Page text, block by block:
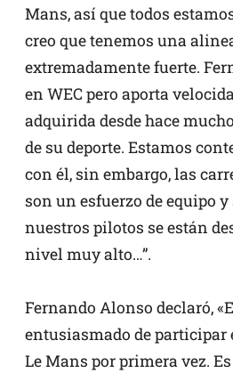
Mans, así que todos
creo que tenemos una
extremadamente fuerte.
en WEC pero aporta
adquirida desde hace
de su deporte. Estamos
con él, sin embargo, las
son un esfuerzo de equipo
nuestros pilotos se están
nivel muy alto…”.
Fernando Alonso declaró,
entusiasmado de participar
Le Mans por primera vez.